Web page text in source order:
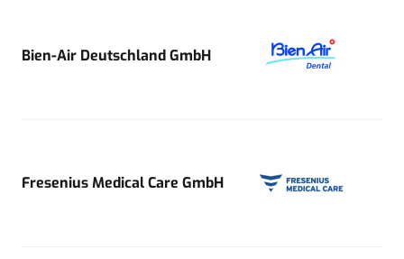
Bien-Air Deutschland GmbH
Fresenius Medical Care GmbH